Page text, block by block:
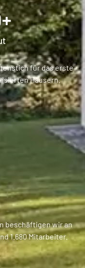
+
für das erste
Häusern.
beschäftigen wir an
1.680 Mitarbeiter.